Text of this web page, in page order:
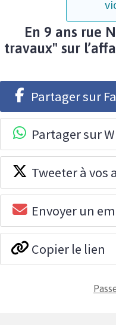
En 9 ans rue
travaux" sur
Partager sur
Partager sur
Tweeter à vos
Envoyer un
Copier le lien